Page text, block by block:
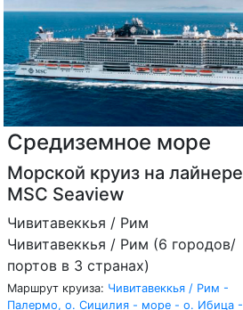
Средиземное море
Морской круиз на лайнере
MSC Seaview
Чивитавеккья / Рим
Чивитавеккья / Рим (6 городов/
портов в 3 странах)
Маршрут круиза: Чивитавеккья / Рим -
Палермо, о. Сицилия - море - о. Ибица -